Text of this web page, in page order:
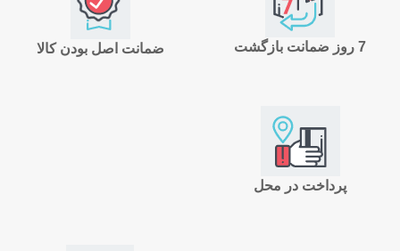
ضمانت اصل بودن کالا 7 روز ضمانت بازگشت
پرداخت در محل